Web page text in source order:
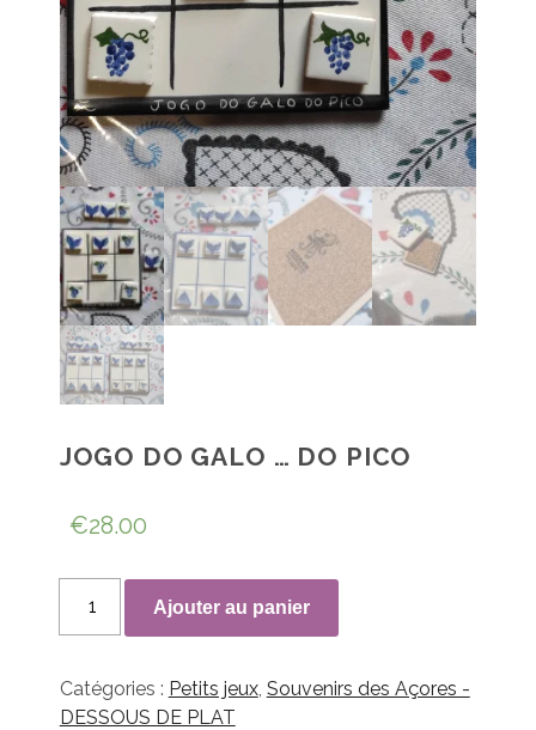
JOGO DO GALO … DO PICO
€28.00
do
Galo
Ajouter au panier
Catégories : Petits jeux, Souvenirs des Açores -
DESSOUS DE PLAT